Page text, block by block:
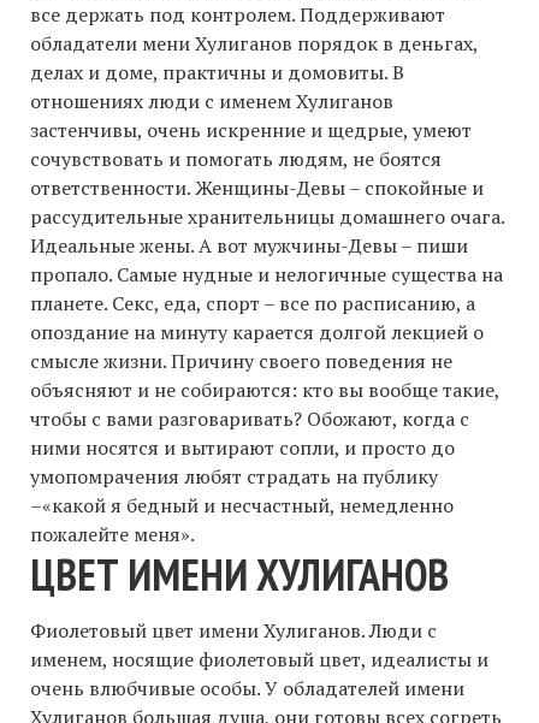
все держать под контролем. Поддерживают
обладатели мени Хулиганов порядок в деньгах,
делах и доме, практичны и домовиты. В
отношениях люди с именем Хулиганов
застенчивы, очень искренние и щедрые, умеют
сочувствовать и помогать людям, не боятся
ответственности. Женщины-Девы – спокойные и
рассудительные хранительницы домашнего очага.
Идеальные жены. А вот мужчины-Девы – пиши
пропало. Самые нудные и нелогичные существа на
планете. Секс, еда, спорт – все по расписанию, а
опоздание на минуту карается долгой лекцией о
смысле жизни. Причину своего поведения не
объясняют и не собираются: кто вы вообще такие,
чтобы с вами разговаривать? Обожают, когда с
ними носятся и вытирают сопли, и просто до
умопомрачения любят страдать на публику
–«какой я бедный и несчастный, немедленно
пожалейте меня».
ЦВЕТ ИМЕНИ ХУЛИГАНОВ
Фиолетовый цвет имени Хулиганов. Люди с
именем, носящие фиолетовый цвет, идеалисты и
очень влюбчивые особы. У обладателей имени
Хулиганов большая душа, они готовы всех согреть